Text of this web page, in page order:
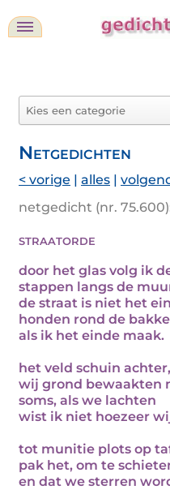
Netgedichten
< vorige | alles |
netgedicht (nr.
straatorde
door het glas volg ik
stappen langs de
de straat is niet het
honden rond de
als ik het einde maak.
het veld schuin
wij grond bewaakten
soms, als we lachten
wist ik niet hoezeer
tot munitie plots op
pak het, om te
en dat we sterren